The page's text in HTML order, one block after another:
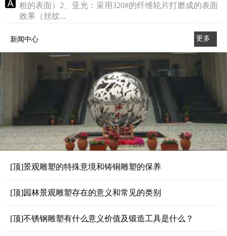
粗的表面）2、亚光：采用320#的纤维轮片打磨成的表面
效果（丝纹...
新闻中心
更多
>>
[顶]景观雕塑的特殊意境和铸铜雕塑的保养
[顶]园林景观雕塑存在的意义和常见的类别
[顶]不锈钢雕塑有什么意义价值及锻造工具是什么？